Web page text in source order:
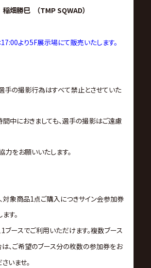
畑勝巳 （TMP SQWAD）
より5F展示場にて販売いたします。
手の撮影行為はすべて禁止とさせていた
間中におきましても、選手の撮影はご遠慮
力をお願いいたします。
対象商品1点ご購入につきサイン会参加券
す。
ブースでご利用いただけます。複数ブース
、ご希望のブース分の枚数の参加券をお
いませ。